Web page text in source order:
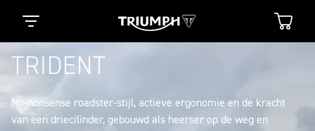
TRIDENT
No-nonsense roadster-stijl, actieve ergonomie en de kracht
van een driecilinder, gebouwd als heerser op de weg en